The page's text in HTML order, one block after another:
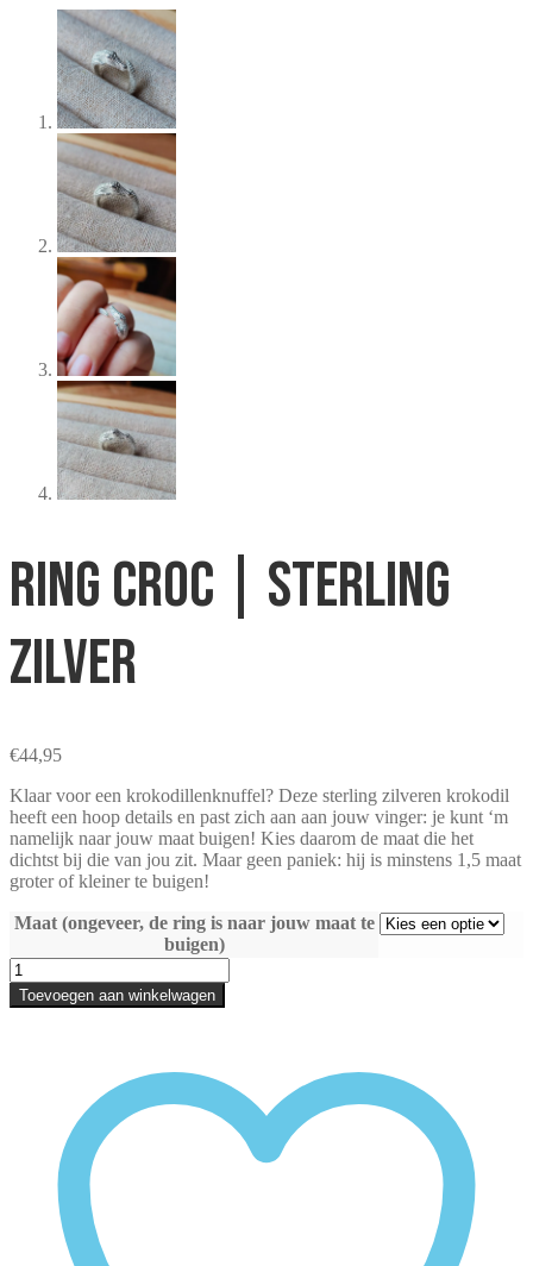
Ring Croc | Sterling
zilver
€44,95
Klaar voor een krokodillenknuffel? Deze sterling zilveren krokodil
heeft een hoop details en past zich aan aan jouw vinger: je kunt ‘m
namelijk naar jouw maat buigen! Kies daarom de maat die het
dichtst bij die van jou zit. Maar geen paniek: hij is minstens 1,5 maat
groter of kleiner te buigen!
Maat (ongeveer, de ring is naar jouw maat te
buigen)
Ring
Croc
|
Toevoegen aan winkelwagen